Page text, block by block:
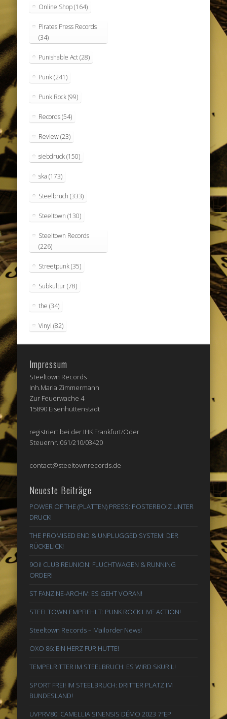
Online Shop(164)
Pirates Press Records
(34)
Punishable Act(28)
Punk(241)
Punk Rock(99)
Records(54)
Review(23)
siebdruck(150)
ska (173)
Steelbruch (333)
Steeltown (130)
Steeltown Records
(226)
Streetpunk(35)
Subkultur(78)
the (34)
Vinyl (82)
Impressum
Steeltown Records
Inh.Maria Zimmermann
Zur Feuerwache 4
15890 Eisenhüttenstadt
registriert bei der IHK Frankfurt/Oder
Steuernr.:061/210/03420
contact@steeltownrecords.de
Neueste Beiträge
POWER OF THE (PLATTEN) PRESS: POSTERBOIZ UNTER
DRUCK!
THE PROMISED END & UNPLUGGED SYSTEM: DER
RÜCKBLICK!
9Oi! CLUB REUNION: FLUCHTWAGEN & RUNNING
ORDER!
ST FANZINE-ARCHIV: ES GEHT VORAN!
STEELTOWN EMPFIEHLT: PUNK ROCK LIVE ACTION!
Steeltown Records – Mailorder News!
OXO 86: EIN HERZ FÜR HÜTTE!
TEMPELRITTER IM STEELBRUCH: ES WIRD SKURIL!
SPORT FREI! IM STEELBRUCH: DRITTER PLATZ IM
BUNDESLAND!
UVPRV80: CAMELLIA SINENSIS DÉMO 2023 7″EP